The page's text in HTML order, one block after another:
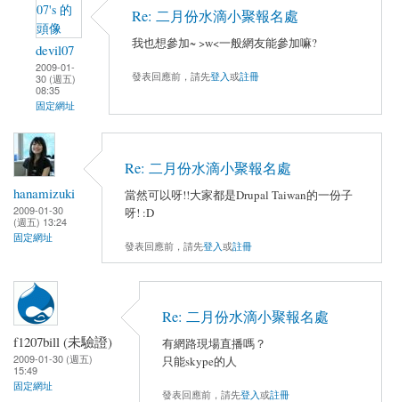
devil07
2009-01-
30 (週五)
08:35
固定網址
Re: 二月份水滴小聚報名處
我也想參加~ >w<一般網友能參加嘛?
發表回應前，請先登入或註冊
hanamizuki
2009-01-30
(週五) 13:24
固定網址
Re: 二月份水滴小聚報名處
當然可以呀!!大家都是Drupal Taiwan的一份子
呀! :D
發表回應前，請先登入或註冊
f1207bill (未驗證)
2009-01-30 (週五)
15:49
固定網址
Re: 二月份水滴小聚報名處
有網路現場直播嗎？
只能skype的人
發表回應前，請先登入或註冊